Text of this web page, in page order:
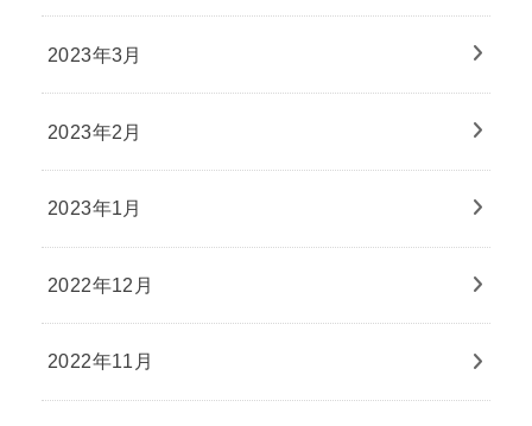
2023年3月
2023年2月
2023年1月
2022年12月
2022年11月